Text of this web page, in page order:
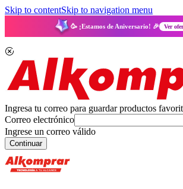
Skip to contentSkip to navigation menu
🥳 ¡Estamos de Aniversario! 🎉 Ver
Ingresa tu correo para guardar productos
Correo electrónico
Ingrese un correo válido
Continuar